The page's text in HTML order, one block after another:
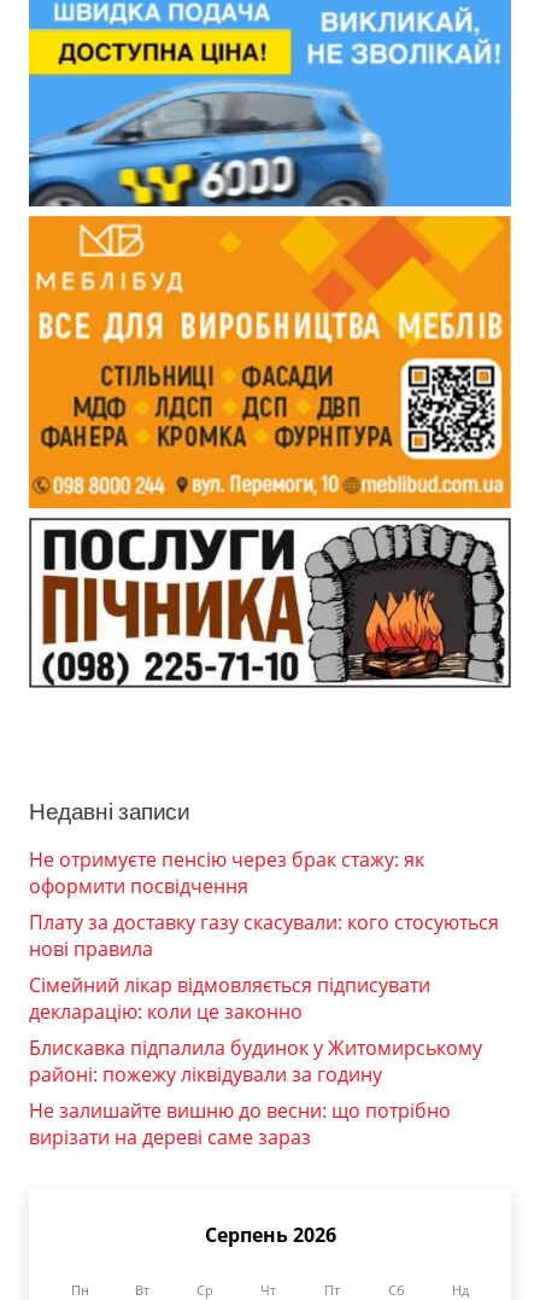
Недавні записи
Не отримуєте пенсію через брак стажу: як
оформити посвідчення
Плату за доставку газу скасували: кого стосуються
нові правила
Сімейний лікар відмовляється підписувати
декларацію: коли це законно
Блискавка підпалила будинок у Житомирському
районі: пожежу ліквідували за годину
Не залишайте вишню до весни: що потрібно
вирізати на дереві саме зараз
Серпень 2026
Пн Вт Ср Чт Пт Сб Нд